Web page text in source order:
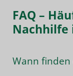
FAQ –
Nachhilfe
Wann